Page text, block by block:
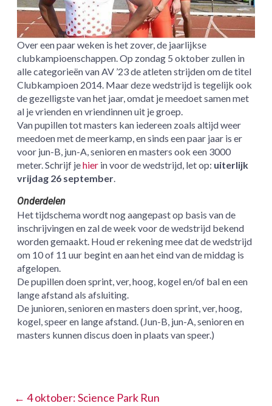
Over een paar weken is het zover, de jaarlijkse
clubkampioenschappen. Op zondag 5 oktober zullen in
alle categorieën van AV ’23 de atleten strijden om de titel
Clubkampioen 2014. Maar deze wedstrijd is tegelijk ook
de gezelligste van het jaar, omdat je meedoet samen met
al je vrienden en vriendinnen uit je groep.
Van pupillen tot masters kan iedereen zoals altijd weer
meedoen met de meerkamp, en sinds een paar jaar is er
voor jun-B, jun-A, senioren en masters ook een 3000
meter. Schrijf jehier in voor de wedstrijd, let op: uiterlijk
vrijdag 26 september.
Onderdelen
Het tijdschema wordt nog aangepast op basis van de
inschrijvingen en zal de week voor de wedstrijd bekend
worden gemaakt. Houd er rekening mee dat de wedstrijd
om 10 of 11 uur begint en aan het eind van de middag is
afgelopen.
De pupillen doen sprint, ver, hoog, kogel en/of bal en een
lange afstand als afsluiting.
De junioren, senioren en masters doen sprint, ver, hoog,
kogel, speer en lange afstand. (Jun-B, jun-A, senioren en
masters kunnen discus doen in plaats van speer.)
← 4 oktober: Science Park Run